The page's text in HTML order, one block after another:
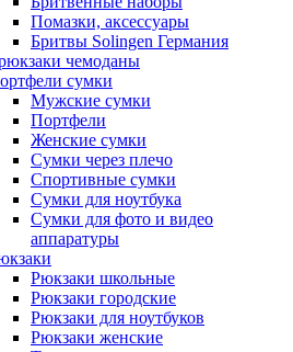
Помазки, аксессуары
Бритвы Solingen Германия
чемоданы
сумки
Мужские сумки
Портфели
Женские сумки
Сумки через плечо
Спортивные сумки
Сумки для ноутбука
Сумки для фото и видео
аппаратуры
Рюкзаки школьные
Рюкзаки городские
Рюкзаки для ноутбуков
Рюкзаки женские